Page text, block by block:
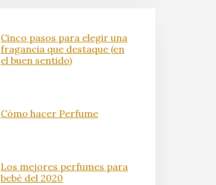
Cinco pasos para elegir una
fragancia que destaque (en
el buen sentido)
Cómo hacer Perfume
Los mejores perfumes para
bebé del 2020